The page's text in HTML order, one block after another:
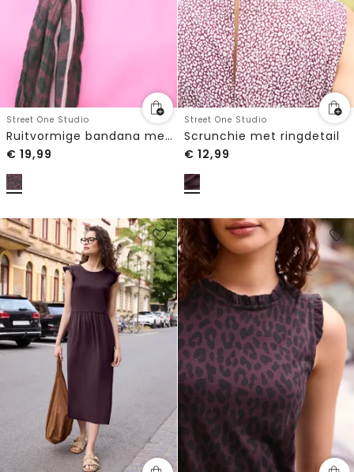
Street One Studio
Ruitvormige bandana met ring
€ 19,99
Street One Studio
Scrunchie met ringdetail
€ 12,99